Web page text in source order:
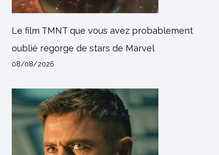
Le film TMNT que vous avez probablement
oublié regorge de stars de Marvel
08/08/2026